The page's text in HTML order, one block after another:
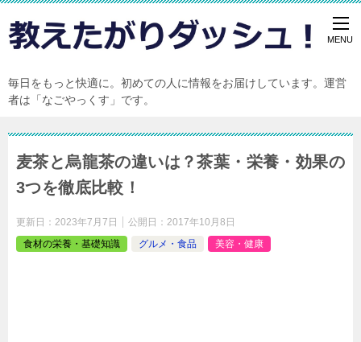
毎日をもっと快適に。初めての人に情報をお届けしています。運営
者は「なごやっくす」です。
麦茶と烏龍茶の違いは？茶葉・栄養・効果の
3つを徹底比較！
更新日： 2023年7月7日 公開日： 2017年10月8日
食材の栄養・基礎知識
グルメ・食品 美容・健康